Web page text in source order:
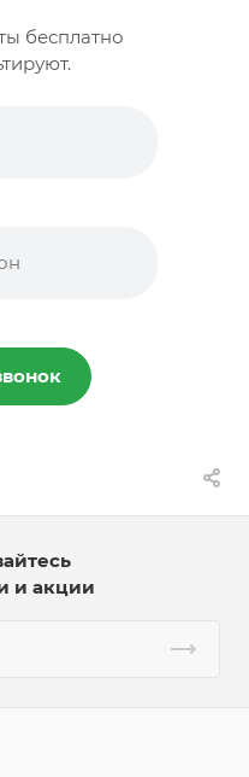
бесплатно
и акции